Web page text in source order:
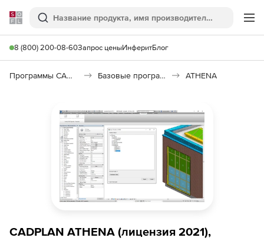
Softline
Поиск
8 (800) 200-08-60Запрос ценыИнферитБлог
Программы САПР и ГИС Базовые программы ATHENA
CADPLAN ATHENA (лицензия 2021),